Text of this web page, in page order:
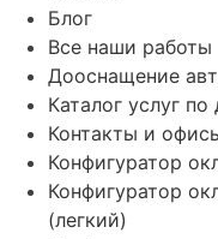
Блог
Все наши работы
Дооснащение
Каталог услуг
Контакты и
Конфигуратор
Конфигуратор
(легкий)